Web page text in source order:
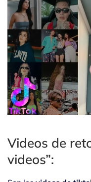
Videos de
videos”: